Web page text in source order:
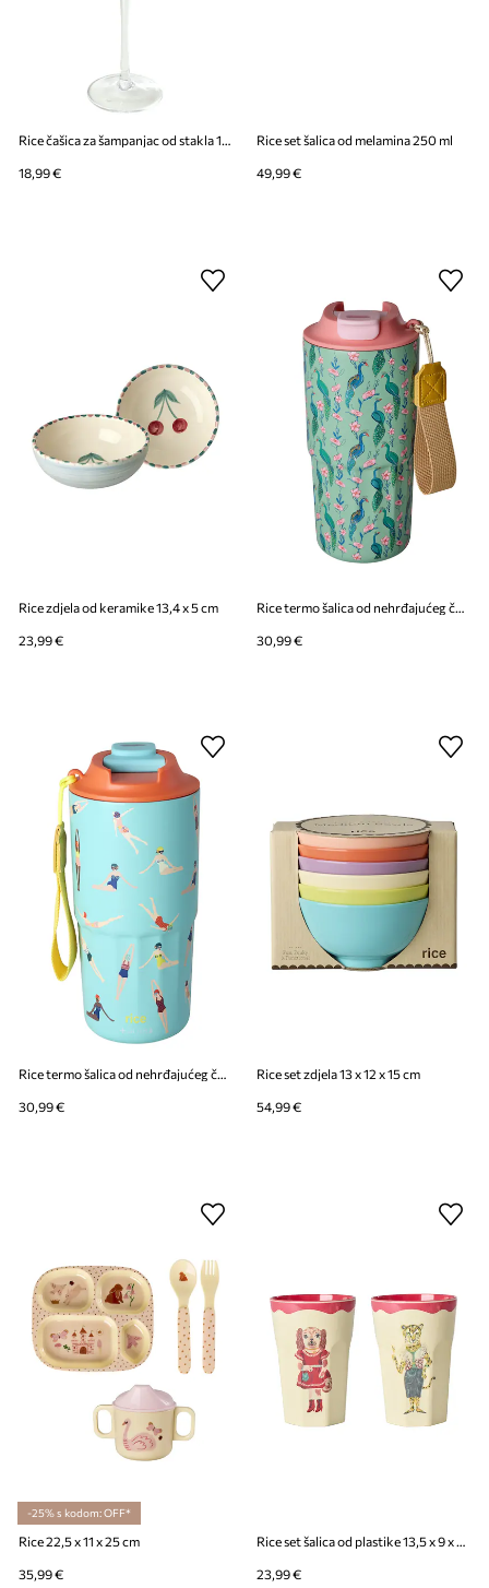
Rice čašica za šampanjac od stakla 155 ml
18,99 €
Rice set šalica od melamina 250 ml
49,99 €
Rice zdjela od keramike 13,4 x 5 cm
23,99 €
Rice termo šalica od nehrđajućeg čelika 580 ml
30,99 €
Rice termo šalica od nehrđajućeg čelika 580 ml
30,99 €
Rice set zdjela 13 x 12 x 15 cm
54,99 €
-25% s kodom: OFF*
Rice 22,5 x 11 x 25 cm
35,99 € 23,99 €